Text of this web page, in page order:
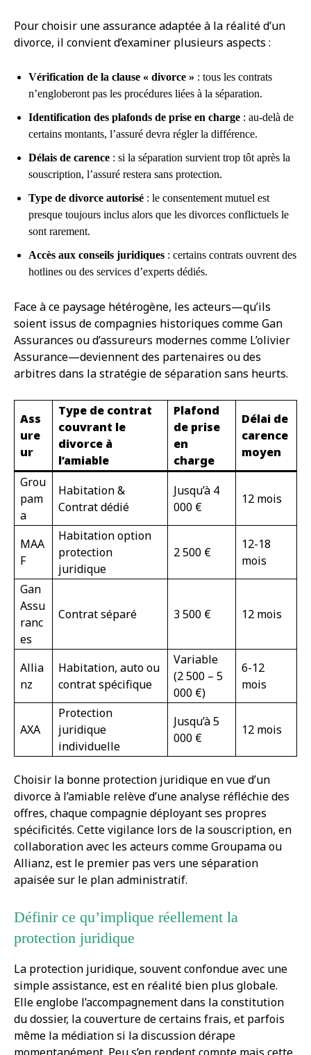
Pour choisir une assurance adaptée à la réalité d’un
divorce, il convient d’examiner plusieurs aspects :
Vérification de la clause « divorce » : tous les contrats
n’engloberont pas les procédures liées à la séparation.
Identification des plafonds de prise en charge : au-delà de
certains montants, l’assuré devra régler la différence.
Délais de carence : si la séparation survient trop tôt après la
souscription, l’assuré restera sans protection.
Type de divorce autorisé : le consentement mutuel est
presque toujours inclus alors que les divorces conflictuels le
sont rarement.
Accès aux conseils juridiques : certains contrats ouvrent des
hotlines ou des services d’experts dédiés.
Face à ce paysage hétérogène, les acteurs—qu’ils
soient issus de compagnies historiques comme Gan
Assurances ou d’assureurs modernes comme L’olivier
Assurance—deviennent des partenaires ou des
arbitres dans la stratégie de séparation sans heurts.
Ass
ure
ur
Type de contrat
couvrant le
divorce à
l’amiable
Plafond
de prise
en
charge
Délai de
carence
moyen
Grou
pam
a
Habitation &
Contrat dédié
Jusqu’à 4
000 €
12 mois
MAA
F
Habitation option
protection
juridique
2 500 €
12-18
mois
Gan
Assu
ranc
es
Contrat séparé 3 500 € 12 mois
Allia
nz
Habitation, auto ou
contrat spécifique
Variable
(2 500 – 5
000 €)
6-12
mois
AXA
Protection
juridique
individuelle
Jusqu’à 5
000 €
12 mois
Choisir la bonne protection juridique en vue d’un
divorce à l’amiable relève d’une analyse réfléchie des
offres, chaque compagnie déployant ses propres
spécificités. Cette vigilance lors de la souscription, en
collaboration avec les acteurs comme Groupama ou
Allianz, est le premier pas vers une séparation
apaisée sur le plan administratif.
Définir ce qu’implique réellement la
protection juridique
La protection juridique, souvent confondue avec une
simple assistance, est en réalité bien plus globale.
Elle englobe l’accompagnement dans la constitution
du dossier, la couverture de certains frais, et parfois
même la médiation si la discussion dérape